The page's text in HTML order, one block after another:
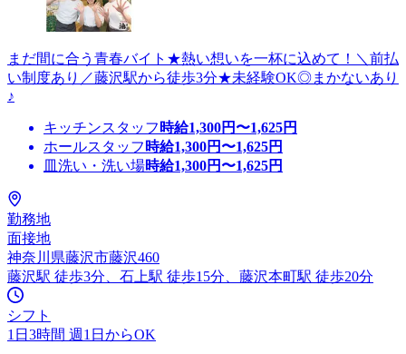
まだ間に合う青春バイト★熱い想いを一杯に込めて！＼前払
い制度あり／藤沢駅から徒歩3分★未経験OK◎まかないあり
♪
キッチンスタッフ 時給1,300円〜1,625円
ホールスタッフ 時給1,300円〜1,625円
皿洗い・洗い場時給1,300円〜1,625円
勤務地
面接地
神奈川県藤沢市藤沢460
藤沢駅 徒歩3分、石上駅 徒歩15分、藤沢本町駅 徒歩20分
シフト
1日3時間 週1日からOK